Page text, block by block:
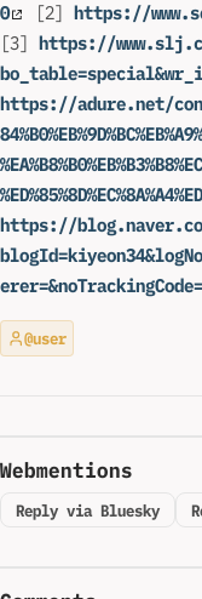
0
[2] https://
[3] https://
https://adure.net/
https://
@user
Webmentions
Reply via Bluesky